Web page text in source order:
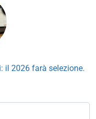
il 2026 farà selezione.